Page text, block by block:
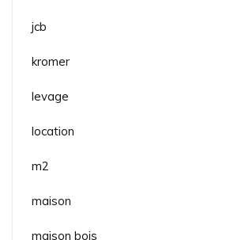
jcb
kromer
levage
location
m2
maison
maison bois